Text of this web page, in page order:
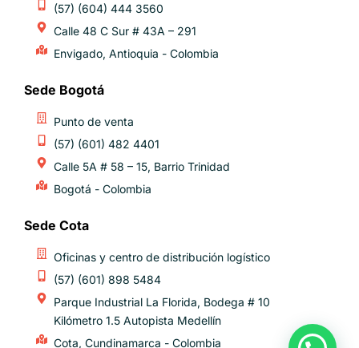
(57) (604) 444 3560
Calle 48 C Sur # 43A – 291
Envigado, Antioquia - Colombia
Sede Bogotá
Punto de venta
(57) (601) 482 4401
Calle 5A # 58 – 15, Barrio Trinidad
Bogotá - Colombia
Sede Cota
Oficinas y centro de distribución logístico​
(57) (601) 898 5484
Parque Industrial La Florida, Bodega # 10
Kilómetro 1.5 Autopista Medellín
Cota, Cundinamarca - Colombia